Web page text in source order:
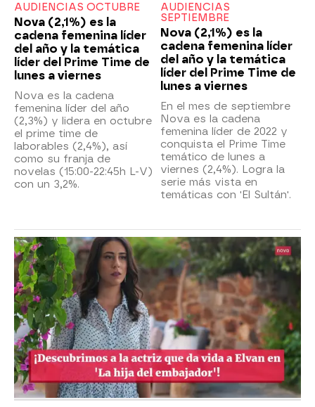
AUDIENCIAS OCTUBRE
Nova (2,1%) es la
cadena femenina líder
del año y la temática
líder del Prime Time de
lunes a viernes
Nova es la cadena
femenina líder del año
(2,3%) y lidera en octubre
el prime time de
laborables (2,4%), así
como su franja de
novelas (15:00-22:45h L-V)
con un 3,2%.
AUDIENCIAS
SEPTIEMBRE
Nova (2,1%) es la
cadena femenina líder
del año y la temática
líder del Prime Time de
lunes a viernes
En el mes de septiembre
Nova es la cadena
femenina líder de 2022 y
conquista el Prime Time
temático de lunes a
viernes (2,4%). Logra la
serie más vista en
temáticas con 'El Sultán'.